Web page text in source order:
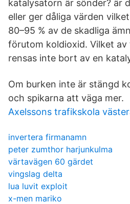
katalysatorn är sönder? är
eller ger dåliga värden
80–95 % av de skadliga
förutom koldioxid. Vilket av
rensas inte bort av en
Om burken inte är stängd
och spikarna att väga mer.
Axelssons trafikskola
invertera firmanamn
peter zumthor harjunkulma
värtavägen 60 gärdet
vingslag delta
lua luvit exploit
x-men mariko